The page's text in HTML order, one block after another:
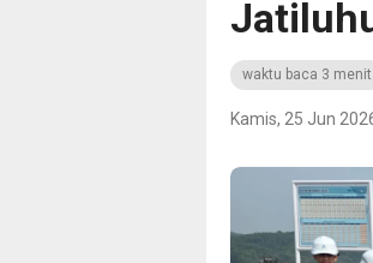
waktu baca 3 menit
Kamis, 25 Jun